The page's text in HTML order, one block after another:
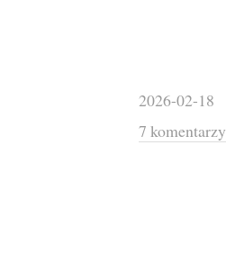
2026-02-18
7 komentarzy